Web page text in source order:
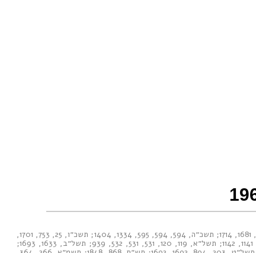
,
1681
,
1714
; תשכ״ה, 594 ,
594
,
595
,
1334
,
1404
; תשכ״ו, 25 ,
753
,
1701
,
1141
,
1142
; תשל״א, 119 ,
120
,
531
,
531
,
532
,
939
; תשל״ב, 1633 ,
1693
;